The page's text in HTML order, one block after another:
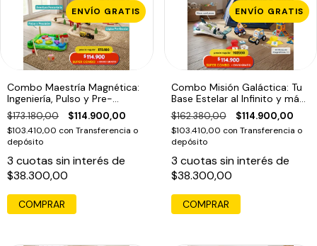
ENVÍO GRATIS
Combo Maestría Magnética:
Ingeniería, Pulso y Pre-
Escritura (4 años+)
$173.180,00 $114.900,00
$103.410,00 con Transferencia o
depósito
3 cuotas sin interés de
$38.300,00
ENVÍO GRATIS
Combo Misión Galáctica: Tu
Base Estelar al Infinito y más
allá (3 años+)
$162.380,00 $114.900,00
$103.410,00 con Transferencia o
depósito
3 cuotas sin interés de
$38.300,00